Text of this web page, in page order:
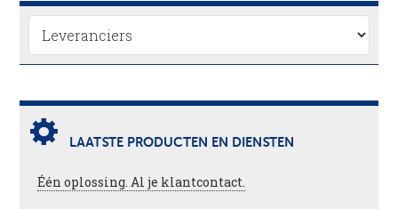
LAATSTE PRODUCTEN EN DIENSTEN
Één oplossing. Al je klantcontact.